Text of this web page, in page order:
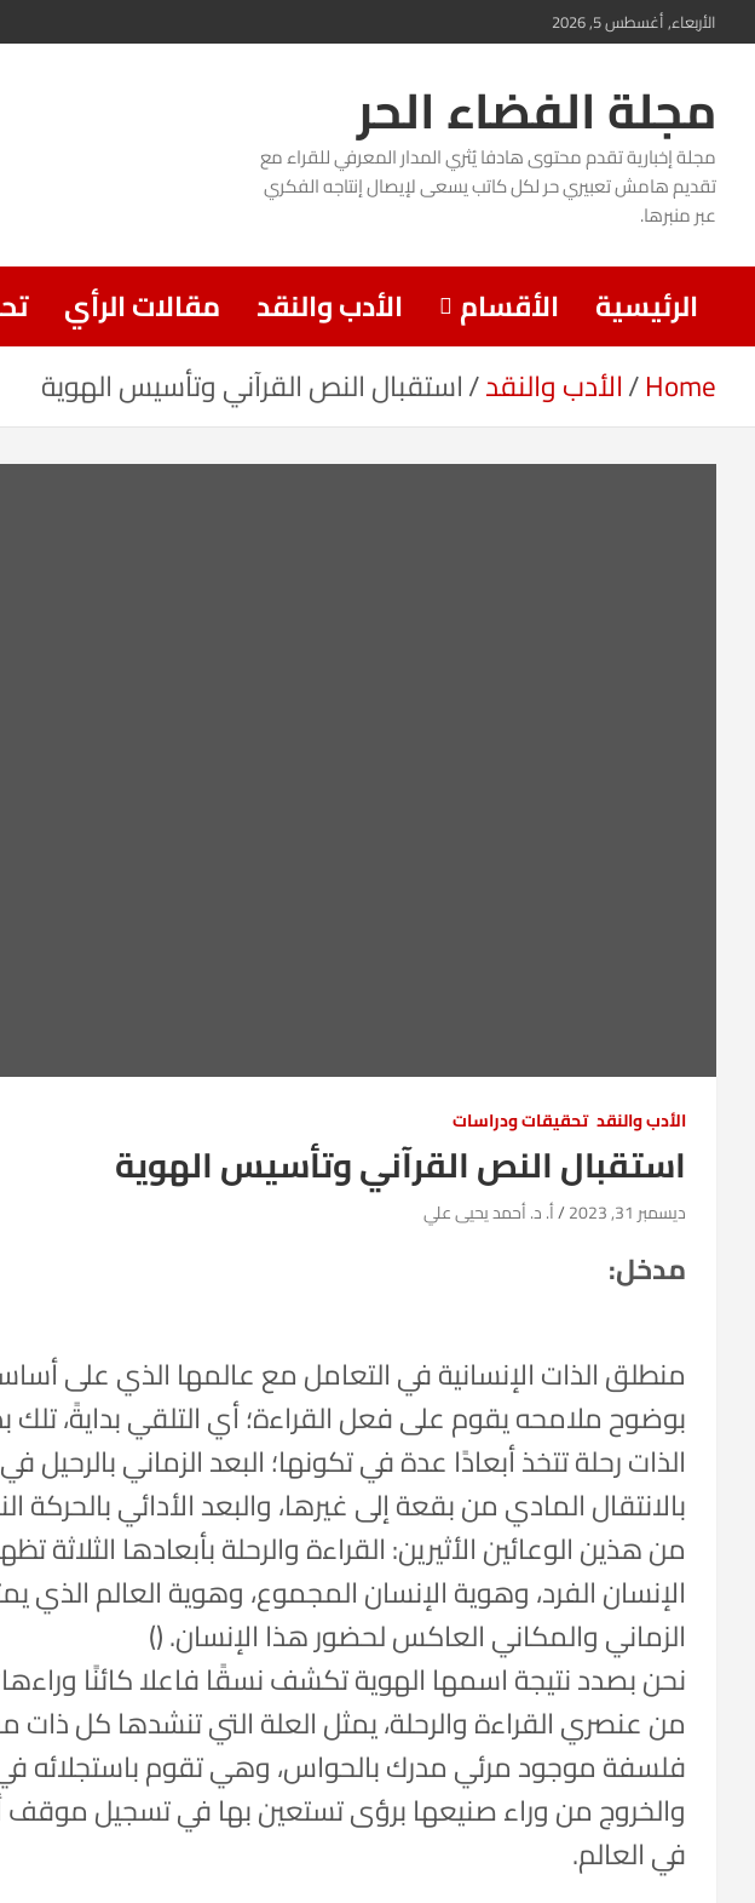
Skip
content
الأربعاء, أغسطس 5, 2026
مجلة الفضاء الحر
مجلة إخبارية تقدم محتوى هادفا يُثري المدار المعرفي للقراء مع
تقديم هامش تعبيري حر لكل كاتب يسعى لإيصال إنتاجه الفكري
عبر منبرها.
الرئيسية الأقسام الأدب والنقد مقالات الرأي
Home الأدب والنقد استقبال النص القرآني وتأسيس الهوية
الأدب والنقد تحقيقات ودراسات
استقبال النص القرآني وتأسيس الهوية
ديسمبر 31, 2023 أ. د. أحمد يحيى علي
مدخل:
منطلق الذات الإنسانية في التعامل مع عالمها الذي على
بوضوح ملامحه يقوم على فعل القراءة؛ أي التلقي بدايةً، تلك
الذات رحلة تتخذ أبعادًا عدة في تكونها؛ البعد الزماني بالرحيل
بالانتقال المادي من بقعة إلى غيرها، والبعد الأدائي
من هذين الوعائين الأثيرين: القراءة والرحلة بأبعادها الثلاثة
الإنسان الفرد، وهوية الإنسان المجموع، وهوية العالم الذي
الزماني والمكاني العاكس لحضور هذا الإنسان. ()
نحن بصدد نتيجة اسمها الهوية تكشف نسقًا فاعلا كائنًا
من عنصري القراءة والرحلة، يمثل العلة التي تنشدها كل ذات
فلسفة موجود مرئي مدرك بالحواس، وهي تقوم باستجلائه
والخروج من وراء صنيعها برؤى تستعين بها في تسجيل موقف
في العالم.